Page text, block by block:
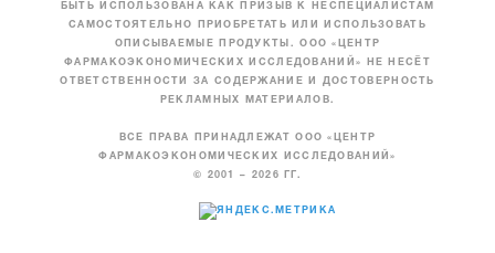
БЫТЬ ИСПОЛЬЗОВАНА КАК ПРИЗЫВ К НЕСПЕЦИАЛИСТАМ
САМОСТОЯТЕЛЬНО ПРИОБРЕТАТЬ ИЛИ ИСПОЛЬЗОВАТЬ
ОПИСЫВАЕМЫЕ ПРОДУКТЫ. ООО «ЦЕНТР
ФАРМАКОЭКОНОМИЧЕСКИХ ИССЛЕДОВАНИЙ» НЕ НЕСЁТ
ОТВЕТСТВЕННОСТИ ЗА СОДЕРЖАНИЕ И ДОСТОВЕРНОСТЬ
РЕКЛАМНЫХ МАТЕРИАЛОВ.
ВСЕ ПРАВА ПРИНАДЛЕЖАТ ООО «ЦЕНТР
ФАРМАКОЭКОНОМИЧЕСКИХ ИССЛЕДОВАНИЙ»
© 2001 – 2026 ГГ.